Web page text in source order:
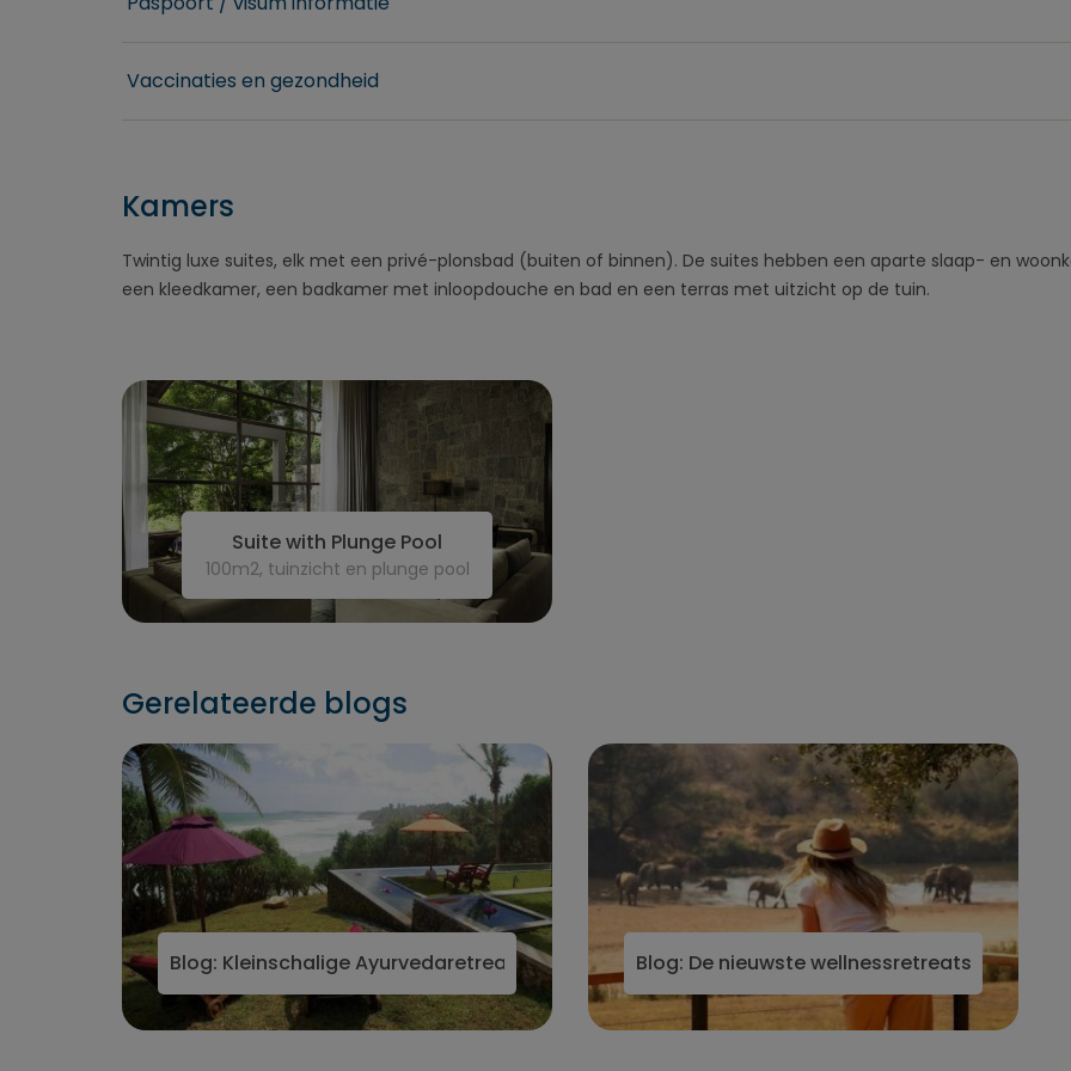
Vaccinaties en gezondheid
Kamers
Twintig luxe suites, elk met een privé-plonsbad (buiten of binnen). De suites hebben een aparte slaap- en
een kleedkamer, een badkamer met inloopdouche en bad en een terras met uitzicht op de tuin.
Suite with Plunge Pool
100m2, tuinzicht en plunge pool
Gerelateerde blogs
Blog: Kleinschalige Ayurvedaretreats in Europa en AzieBlog: De nieuwste wellnessretreats in 2025 in